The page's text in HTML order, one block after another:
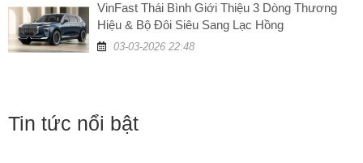
Tin tức nổi bật
VinFast Thái Bình Giới Thiệu 3 Dòng Thương
Hiệu & Bộ Đôi Siêu Sang Lạc Hồng
03-03-2026 22:48